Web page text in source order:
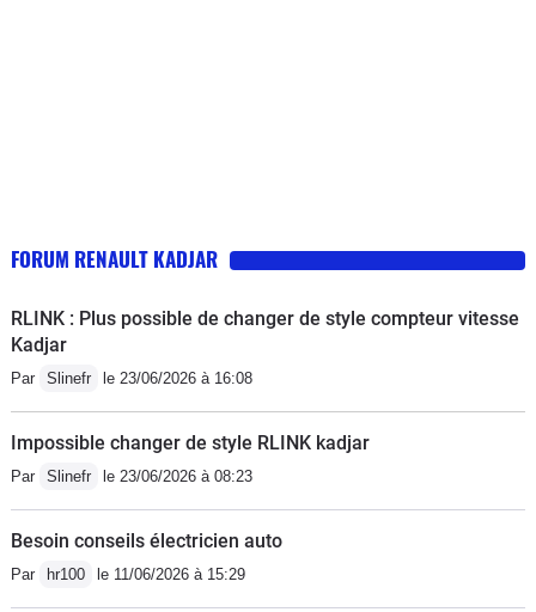
FORUM RENAULT KADJAR
RLINK : Plus possible de changer de style compteur vitesse
Kadjar
Par Slinefr le 23/06/2026 à 16:08
Impossible changer de style RLINK kadjar
Par Slinefr le 23/06/2026 à 08:23
Besoin conseils électricien auto
Par hr100 le 11/06/2026 à 15:29